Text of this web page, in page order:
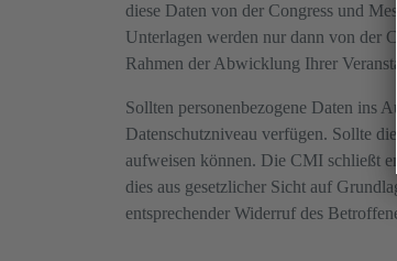
diese Daten von der Congress und
Unterlagen werden nur dann von der
Rahmen der Abwicklung Ihrer
Sollten personenbezogene Daten ins
Datenschutzniveau verfügen. Sollte
aufweisen können. Die CMI schließt
dies aus gesetzlicher Sicht auf
entsprechender Widerruf des